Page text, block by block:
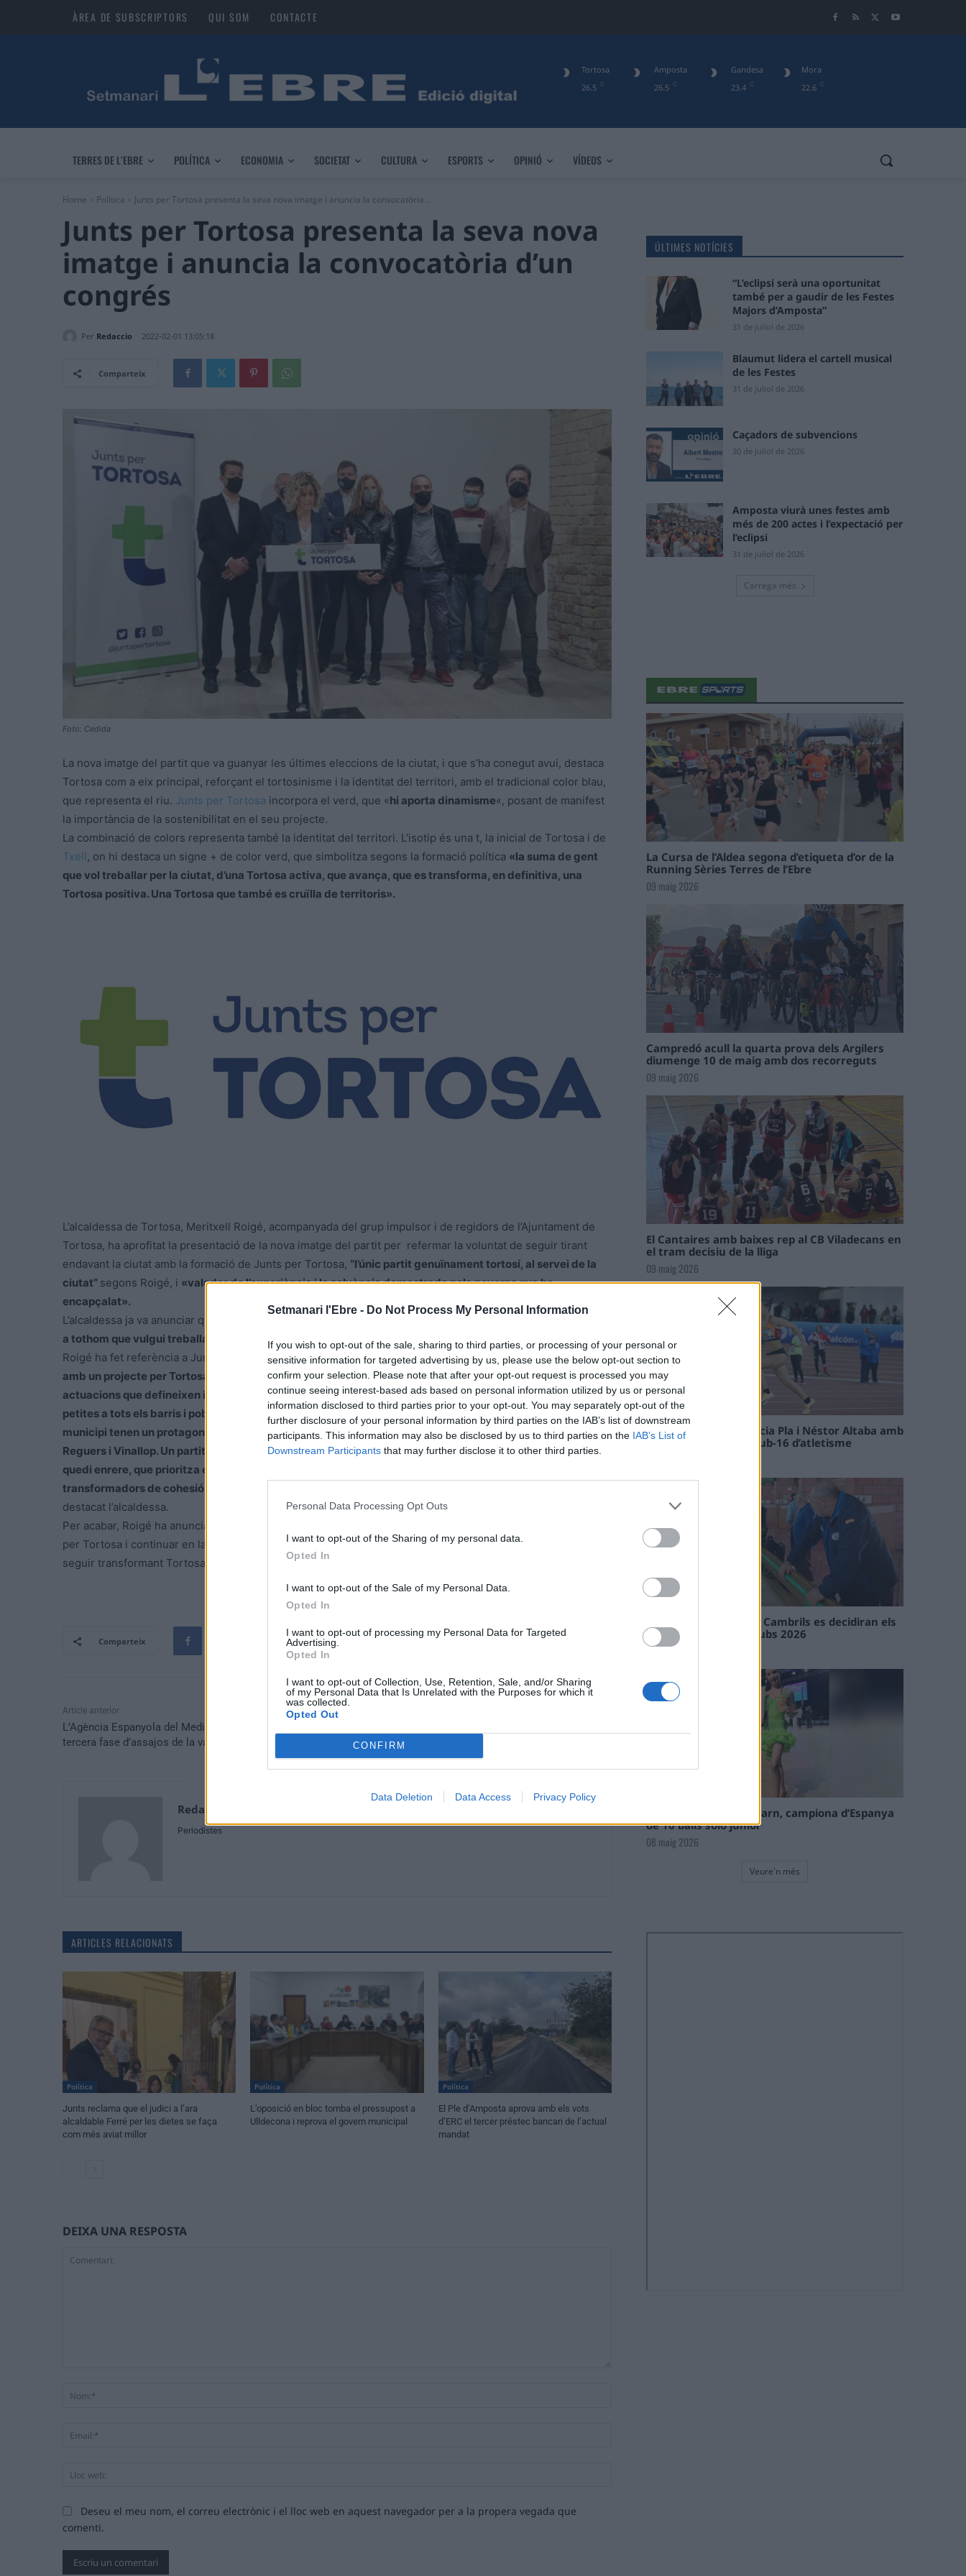
Setmanari l'Ebre - Do Not Process My Personal Information
If you wish to opt-out of the sale, sharing to third parties, or processing of your personal or
sensitive information for targeted advertising by us, please use the below opt-out section to
confirm your selection. Please note that after your opt-out request is processed you may
continue seeing interest-based ads based on personal information utilized by us or personal
information disclosed to third parties prior to your opt-out. You may separately opt-out of the
further disclosure of your personal information by third parties on the IAB’s list of downstream
participants. This information may also be disclosed by us to third parties on the IAB’s List of
Downstream Participants that may further disclose it to other third parties.
Personal Data Processing Opt Outs
I want to opt-out of the Sharing of my personal data.
Opted In
I want to opt-out of the Sale of my Personal Data.
Opted In
I want to opt-out of processing my Personal Data for Targeted
Advertising.
Opted In
I want to opt-out of Collection, Use, Retention, Sale, and/or Sharing
of my Personal Data that Is Unrelated with the Purposes for which it
was collected.
Opted Out
CONFIRM
Data Deletion Data Access Privacy Policy
ÀREA DE SUBSCRIPTORS QUI SOM CONTACTE
26.5 C
Tortosa
26.5 C
Amposta
23.4 C
Gandesa
22.6 C
Mora
TERRES DE L’EBRE POLÍTICA ECONOMIA SOCIETAT CULTURA ESPORTS OPINIÓ VÍDEOS
Home Política Junts per Tortosa presenta la seva nova imatge i anuncia la convocatòria...
Junts per Tortosa presenta la seva nova
imatge i anuncia la convocatòria d’un
congrés
Per Redaccio 2022-02-01 13:05:18
Comparteix
Foto: Cedida
La nova imatge del partit que va guanyar les últimes eleccions de la ciutat, i que s’ha conegut avui, destaca
Tortosa com a eix principal, reforçant el tortosinisme i la identitat del territori, amb el tradicional color blau,
que representa el riu. Junts per Tortosa incorpora el verd, que «hi aporta dinamisme«, posant de manifest
la importància de la sostenibilitat en el seu projecte.
La combinació de colors representa també la identitat del territori. L’isotip és una t, la inicial de Tortosa i de
Txell , on hi destaca un signe + de color verd, que simbolitza segons la formació política «la suma de gent
que vol treballar per la ciutat, d’una Tortosa activa, que avança, que es transforma, en definitiva, una
Tortosa positiva. Una Tortosa que també es cruïlla de territoris».
L’alcaldessa de Tortosa, Meritxell Roigé, acompanyada del grup impulsor i de regidors de l’Ajuntament de
Tortosa, ha aprofitat la presentació de la nova imatge del partit per refermar la voluntat de seguir tirant
endavant la ciutat amb la formació de Junts per Tortosa, “l’únic partit genuïnament tortosí, al servei de la
ciutat” segons Roigé, i «valedor de l’experiència i la solvència demostrada pels governs que he
encapçalat».
L’alcaldessa ja va anunciar que es tornaria a presentar a les eleccions municipals, amb la voluntat
a tothom que vulgui treballar per Tortosa”.
Roigé ha fet referència a Junts per Tortosa com “l’única formació que compta amb un model de ciutat,
amb un projecte per Tortosa, ambiciós però realista. Ha transformat Tortosa com mai, amb grans
actuacions que defineixen i projecten la ciutat, però també amb especial interès a aquelles accions més
petites a tots els barris i pobles»
. I en aquesta línia ha recordat que
“a Junts per Tortosa tots els pobles del
municipi tenen un protagonisme rellevant, som els únics que tenim projecte a Jesús, Campredó, Bítem,
Reguers i Vinallop. Un partit amb ànima social, que treballa perquè tothom tingui oportunitats i ningú
quedi enrere, que prioritza el creixement econòmic, que aposta per la cultura i l’esport com elements
transformadors de cohesió i de promoció i que treballa per una Tortosa més verda i més sostenible”,
destacat l’alcaldessa.
Per acabar, Roigé ha anunciat un Congrés el proper 26 de febrer per tal d’escollir la nova direcció de Junts
per Tortosa i continuar en la implantació i creixement del partit, amb els àmbits i proposta programàtica per
seguir transformant Tortosa.
Comparteix
Article anterior
L’Agència Espanyola del Medicament autoritza la
tercera fase d’assajos de la vacuna d’Hipra
Redaccio
Periodistes
ARTICLES RELACIONATS
Política
Junts reclama que el judici a l’ara
alcaldable Ferré per les dietes se faça
com més aviat millor
Política
L’oposició en bloc tomba el pressupost a
Ulldecona i reprova el govern municipal
Política
El Ple d’Amposta aprova amb els vots
d’ERC el tercer préstec bancari de l’actual
mandat
DEIXA UNA RESPOSTA
Deseu el meu nom, el correu electrònic i el lloc web en aquest navegador per a la propera vegada que
comenti.
ÚLTIMES NOTÍCIES
“L’eclipsi serà una oportunitat
també per a gaudir de les Festes
Majors d’Amposta”
31 de juliol de 2026
Blaumut lidera el cartell musical
de les Festes
31 de juliol de 2026
Caçadors de subvencions
30 de juliol de 2026
Amposta viurà unes festes amb
més de 200 actes i l’expectació per
l’eclipsi
31 de juliol de 2026
Carrega més
La Cursa de l’Aldea segona d’etiqueta d’or de la
Running Sèries Terres de l’Ebre
09 maig 2026
Campredó acull la quarta prova dels Argilers
diumenge 10 de maig amb dos recorreguts
09 maig 2026
El Cantaires amb baixes rep al CB Viladecans en
el tram decisiu de la lliga
09 maig 2026
Paula Sintorres, Patrícia Pla i Néstor Altaba amb
la selecció catalana sub-16 d’atletisme
En les tirades de Flix i Cambrils es decidiran els
campions de l’Interclubs 2026
08 maig 2026
La tortosina Cinta Talarn, campiona d’Espanya
de 10 balls solo júnior
08 maig 2026
Veure'n més